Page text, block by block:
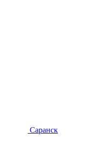
Саранск